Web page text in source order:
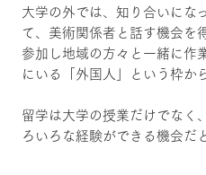
大学の外では、知り合いにな
て、美術関係者と話す機会を
参加し地域の方々と一緒に作
にいる「外国人」という枠か
留学は大学の授業だけでなく
ろいろな経験ができる機会だ